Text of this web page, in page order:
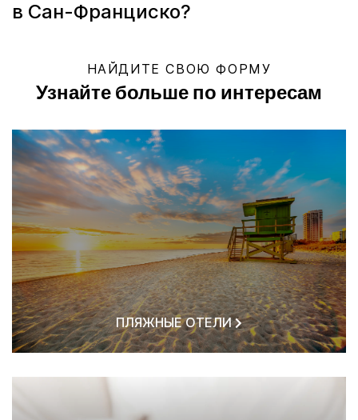
в Сан-Франциско?
НАЙДИТЕ СВОЮ ФОРМУ
Узнайте больше по интересам
ПЛЯЖНЫЕ ОТЕЛИ